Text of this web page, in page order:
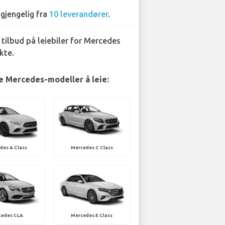
fra 10 leverandører.
tilbud på leiebiler for Mercedes
Mercedes-modeller å leie:
A Class Mercedes C Class
CLA Mercedes E Class